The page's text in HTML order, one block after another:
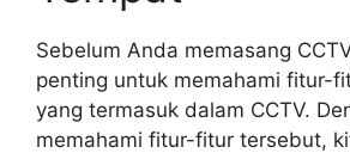
Sebelum Anda memasang
penting untuk memahami fitur-
yang termasuk dalam CCTV.
memahami fitur-fitur tersebut,